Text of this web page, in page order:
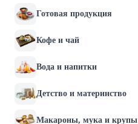
Готовая продукция
Кофе и чай
Вода и напитки
Детство и материнство
Макароны, мука и крупы